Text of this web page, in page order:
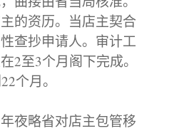
的资历。当店主契合
查抄申请人。审计工
2至3个月阁下完成。
个月。
略省对店主包管移